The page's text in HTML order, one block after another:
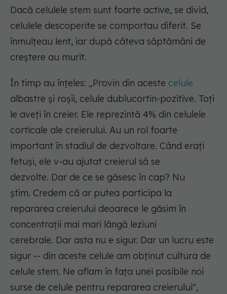
Dacă celulele stem sunt foarte active, se divid,
celulele descoperite se comportau diferit. Se
înmulțeau lent, iar după câteva săptămâni de
creștere au murit.
În timp au înțeles: „Provin din aceste celule
albastre și roșii, celule dublucortin-pozitive. Toți
le aveți în creier. Ele reprezintă 4% din celulele
corticale ale creierului. Au un rol foarte
important în stadiul de dezvoltare. Când erați
fetuși, ele v-au ajutat creierul să se
dezvolte. Dar de ce se găsesc în cap? Nu
știm. Credem că ar putea participa la
repararea creierului deoarece le găsim în
concentrații mai mari lângă leziuni
cerebrale. Dar asta nu e sigur. Dar un lucru este
sigur -- din aceste celule am obținut cultura de
celule stem. Ne aflam în fața unei posibile noi
surse de celule pentru repararea creierului",